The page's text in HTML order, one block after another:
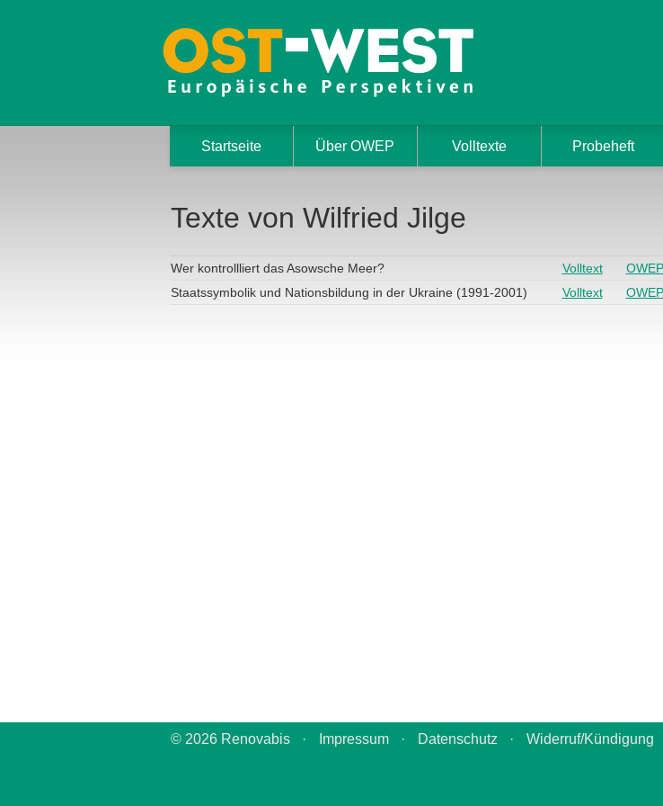
Startseite Über OWEP Volltexte Probeheft
Texte von Wilfried Jilge
Wer kontrollliert das Asowsche Meer? Volltext
Staatssymbolik und Nationsbildung in der Ukraine (1991-2001)
Volltext
© 2026 Renovabis · Impressum · Datenschutz · Widerruf/Kündigung